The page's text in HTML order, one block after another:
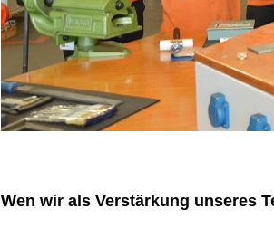
Wen wir als Verstärkung unseres